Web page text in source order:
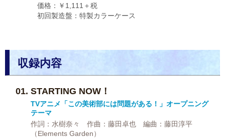
価格：￥1,111＋税
初回製造盤：特製カラーケース
収録内容
STARTING NOW！
TVアニメ「この美術部には問題がある！」オープニング
テーマ
作詞：水樹奈々 作曲：藤田卓也 編曲：藤田淳平
（Elements Garden）